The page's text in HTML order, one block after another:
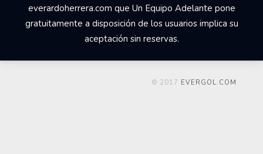
everardoherrera.com que Un Equipo Adelante pone
gratuitamente a disposición de los usuarios implica su
aceptación sin reservas.
© 2017 EVERGOL.COM